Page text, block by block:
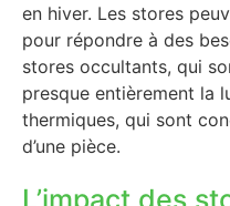
en hiver. Les stores
pour répondre à des
stores occultants, qui
presque entièrement la
thermiques, qui sont
d’une pièce.